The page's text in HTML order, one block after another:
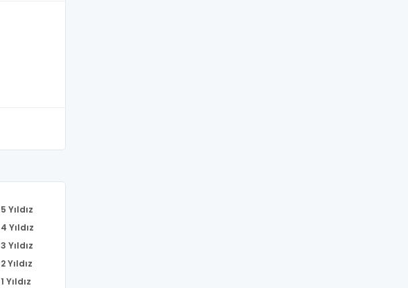
5 Yıldız
4 Yıldız
3 Yıldız
2 Yıldız
1 Yıldız